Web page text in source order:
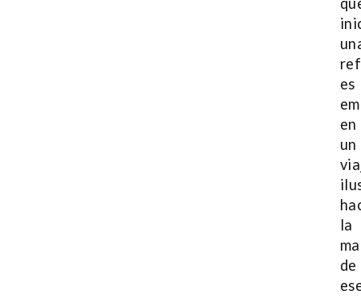
es
en
un
la
de